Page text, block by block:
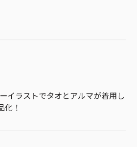
イラストでタオとアルマが着用し
化！